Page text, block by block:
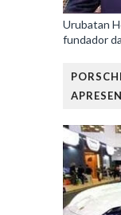
Urubatan
fundador